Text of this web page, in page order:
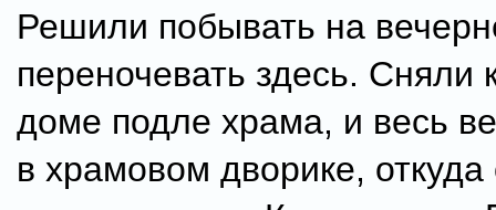
Решили побывать на
переночевать здесь. Сняли
доме подле храма, и весь
в храмовом дворике, откуда